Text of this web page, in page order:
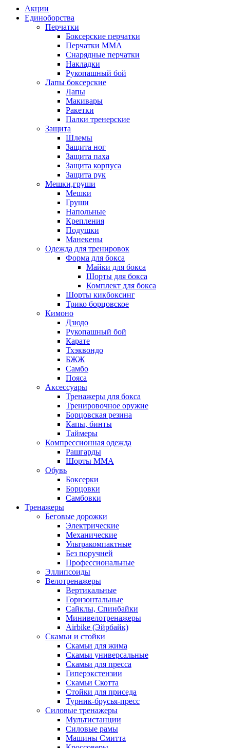
Акции
Единоборства
Перчатки
Боксерские перчатки
Перчатки ММА
Снарядные перчатки
Накладки
Рукопашный бой
Лапы боксерские
Лапы
Макивары
Ракетки
Палки тренерские
Защита
Шлемы
Защита ног
Защита паха
Защита корпуса
Защита рук
Мешки,груши
Мешки
Груши
Напольные
Крепления
Подушки
Манекены
Одежда для тренировок
Форма для бокса
Майки для бокса
Шорты для бокса
Комплект для бокса
Шорты кикбоксинг
Трико борцовское
Кимоно
Дзюдо
Рукопашный бой
Карате
Тхэквондо
БЖЖ
Самбо
Пояса
Аксессуары
Тренажеры для бокса
Тренировочное оружие
Борцовская резина
Капы, бинты
Таймеры
Компрессионная одежда
Рашгарды
Шорты MMA
Обувь
Боксерки
Борцовки
Самбовки
Тренажеры
Беговые дорожки
Электрические
Механические
Ультракомпактные
Без поручней
Профессиональные
Эллипсоиды
Велотренажеры
Вертикальные
Горизонтальные
Сайклы, Спинбайки
Минивелотренажеры
Airbike (Эйрбайк)
Скамьи и стойки
Скамьи для жима
Скамьи универсальные
Скамьи для пресса
Гиперэкстензии
Скамьи Скотта
Стойки для приседа
Турник-брусья-пресс
Силовые тренажеры
Мультистанции
Силовые рамы
Машины Смитта